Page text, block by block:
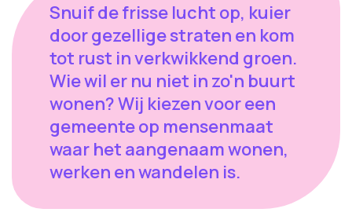
Snuif de frisse lucht op, kuier
door gezellige straten en kom
tot rust in verkwikkend groen.
Wie wil er nu niet in zo'n buurt
wonen? Wij kiezen voor een
gemeente op mensenmaat
waar het aangenaam wonen,
werken en wandelen is.